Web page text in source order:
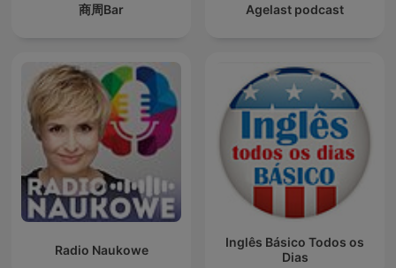
商周Bar Agelast podcast
Radio Naukowe
Inglês Básico Todos os
Dias